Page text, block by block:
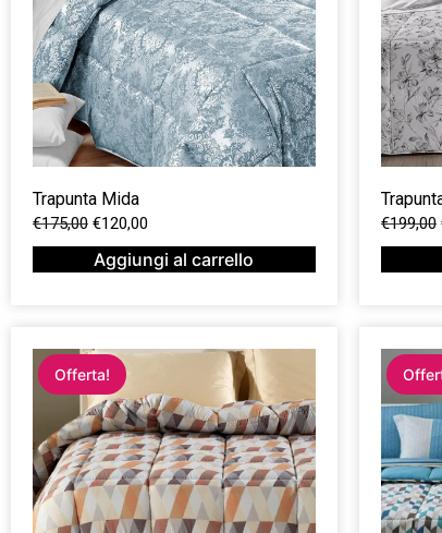
Trapunta Mida
€175,00 €120,00
Aggiungi al carrello
€199,00
Offerta!